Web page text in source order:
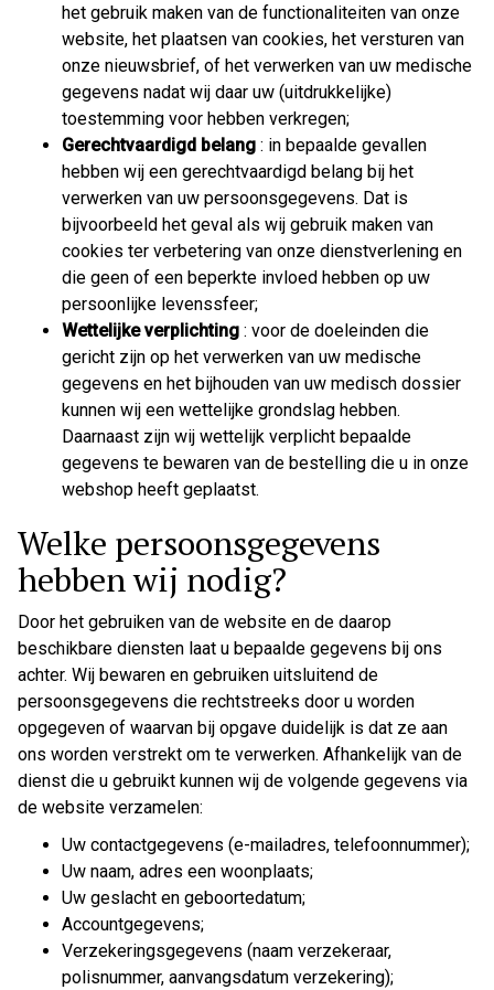
het gebruik maken van de functionaliteiten van onze
website, het plaatsen van cookies, het versturen van
onze nieuwsbrief, of het verwerken van uw medische
gegevens nadat wij daar uw (uitdrukkelijke)
toestemming voor hebben verkregen;
Gerechtvaardigd belang : in bepaalde gevallen
hebben wij een gerechtvaardigd belang bij het
verwerken van uw persoonsgegevens. Dat is
bijvoorbeeld het geval als wij gebruik maken van
cookies ter verbetering van onze dienstverlening en
die geen of een beperkte invloed hebben op uw
persoonlijke levenssfeer;
Wettelijke verplichting : voor de doeleinden die
gericht zijn op het verwerken van uw medische
gegevens en het bijhouden van uw medisch dossier
kunnen wij een wettelijke grondslag hebben.
Daarnaast zijn wij wettelijk verplicht bepaalde
gegevens te bewaren van de bestelling die u in onze
webshop heeft geplaatst.
Welke persoonsgegevens
hebben wij nodig?
Door het gebruiken van de website en de daarop
beschikbare diensten laat u bepaalde gegevens bij ons
achter. Wij bewaren en gebruiken uitsluitend de
persoonsgegevens die rechtstreeks door u worden
opgegeven of waarvan bij opgave duidelijk is dat ze aan
ons worden verstrekt om te verwerken. Afhankelijk van de
dienst die u gebruikt kunnen wij de volgende gegevens via
de website verzamelen:
Uw contactgegevens (e-mailadres, telefoonnummer);
Uw naam, adres een woonplaats;
Uw geslacht en geboortedatum;
Accountgegevens;
Verzekeringsgegevens (naam verzekeraar,
polisnummer, aanvangsdatum verzekering);